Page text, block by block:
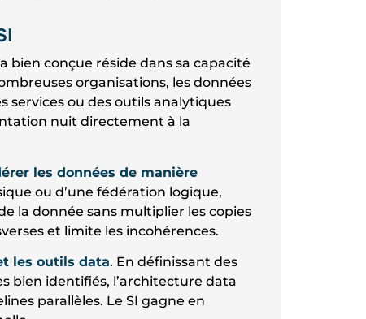
bien conçue réside dans sa capacité
organisations, les données
services ou des outils analytiques
nuit directement à la
les données de manière
ou d’une fédération logique,
la donnée sans multiplier les copies
et limite les incohérences.
les outils data. En définissant des
bien identifiés, l’architecture data
parallèles. Le SI gagne en